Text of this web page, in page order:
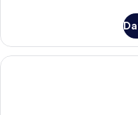
Einzelzimmer